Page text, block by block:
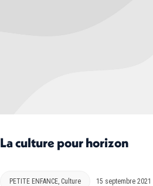
La culture pour horizon
PETITE ENFANCE, Culture 15 septembre 2021